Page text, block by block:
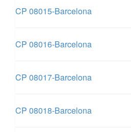
CP 08015-Barcelona
CP 08016-Barcelona
CP 08017-Barcelona
CP 08018-Barcelona